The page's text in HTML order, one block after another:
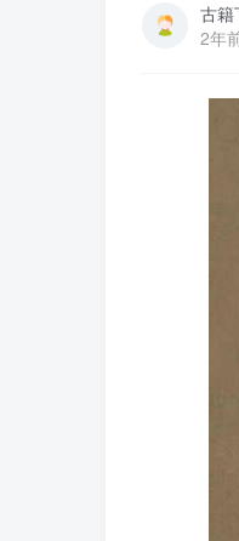
古籍
2年